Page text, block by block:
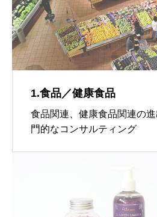
1.食品／健康食品
食品関連、健康食品関連の
門的なコンサルティング